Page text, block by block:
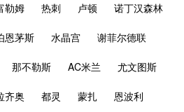
勒姆 热刺 卢顿 诺丁汉森林
恩茅斯 水晶宫 谢菲尔德联
那不勒斯 AC米兰 尤文图斯
齐奥 都灵 蒙扎 恩波利